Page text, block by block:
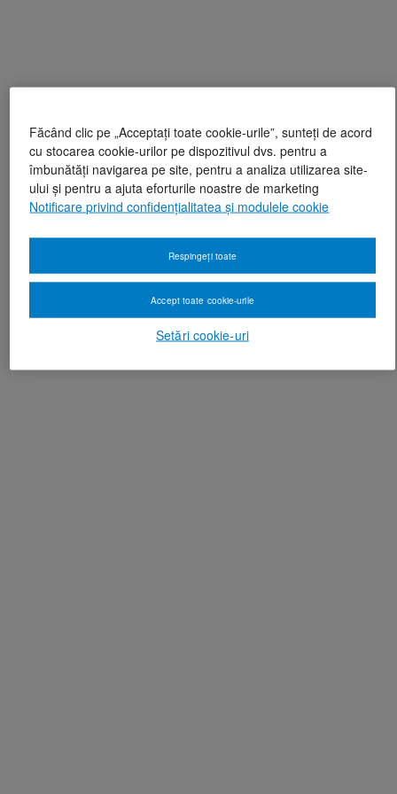
Făcând clic pe „Acceptați toate cookie-urile”, sunteți de acord
cu stocarea cookie-urilor pe dispozitivul dvs. pentru a
îmbunătăți navigarea pe site, pentru a analiza utilizarea site-
ului și pentru a ajuta eforturile noastre de marketing
Notificare privind confidențialitatea și modulele cookie
Setări cookie-uri
Respingeți toate
Accept toate cookie-urile